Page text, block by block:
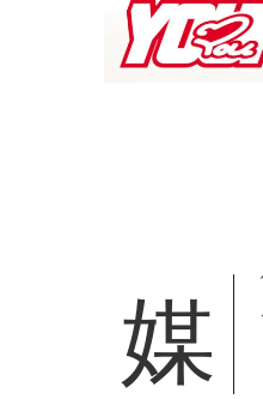
媒体名：YOUPAPER（vol.53） 登場者：伊村製作所（伊藤直人・吉村卓也） 掲載数：計2ページ（タブロイド判